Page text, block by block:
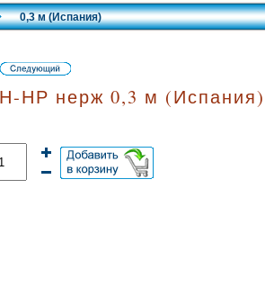
0,3 м (Испания)
НР нерж 0,3 м (Испания)